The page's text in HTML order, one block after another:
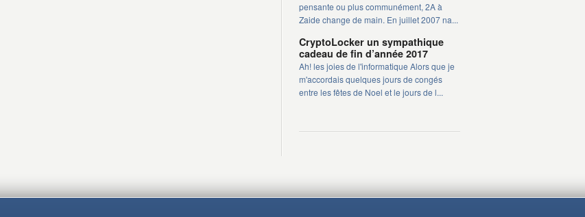
pensante ou plus communément, 2A à
Zaide change de main. En juillet 2007 na...
CryptoLocker un sympathique
cadeau de fin d’année 2017
Ah! les joies de l'informatique Alors que je
m'accordais quelques jours de congés
entre les fêtes de Noel et le jours de l...